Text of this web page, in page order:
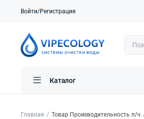
Войти/Регистрация
Каталог
Главная Товар Производительность л/ч